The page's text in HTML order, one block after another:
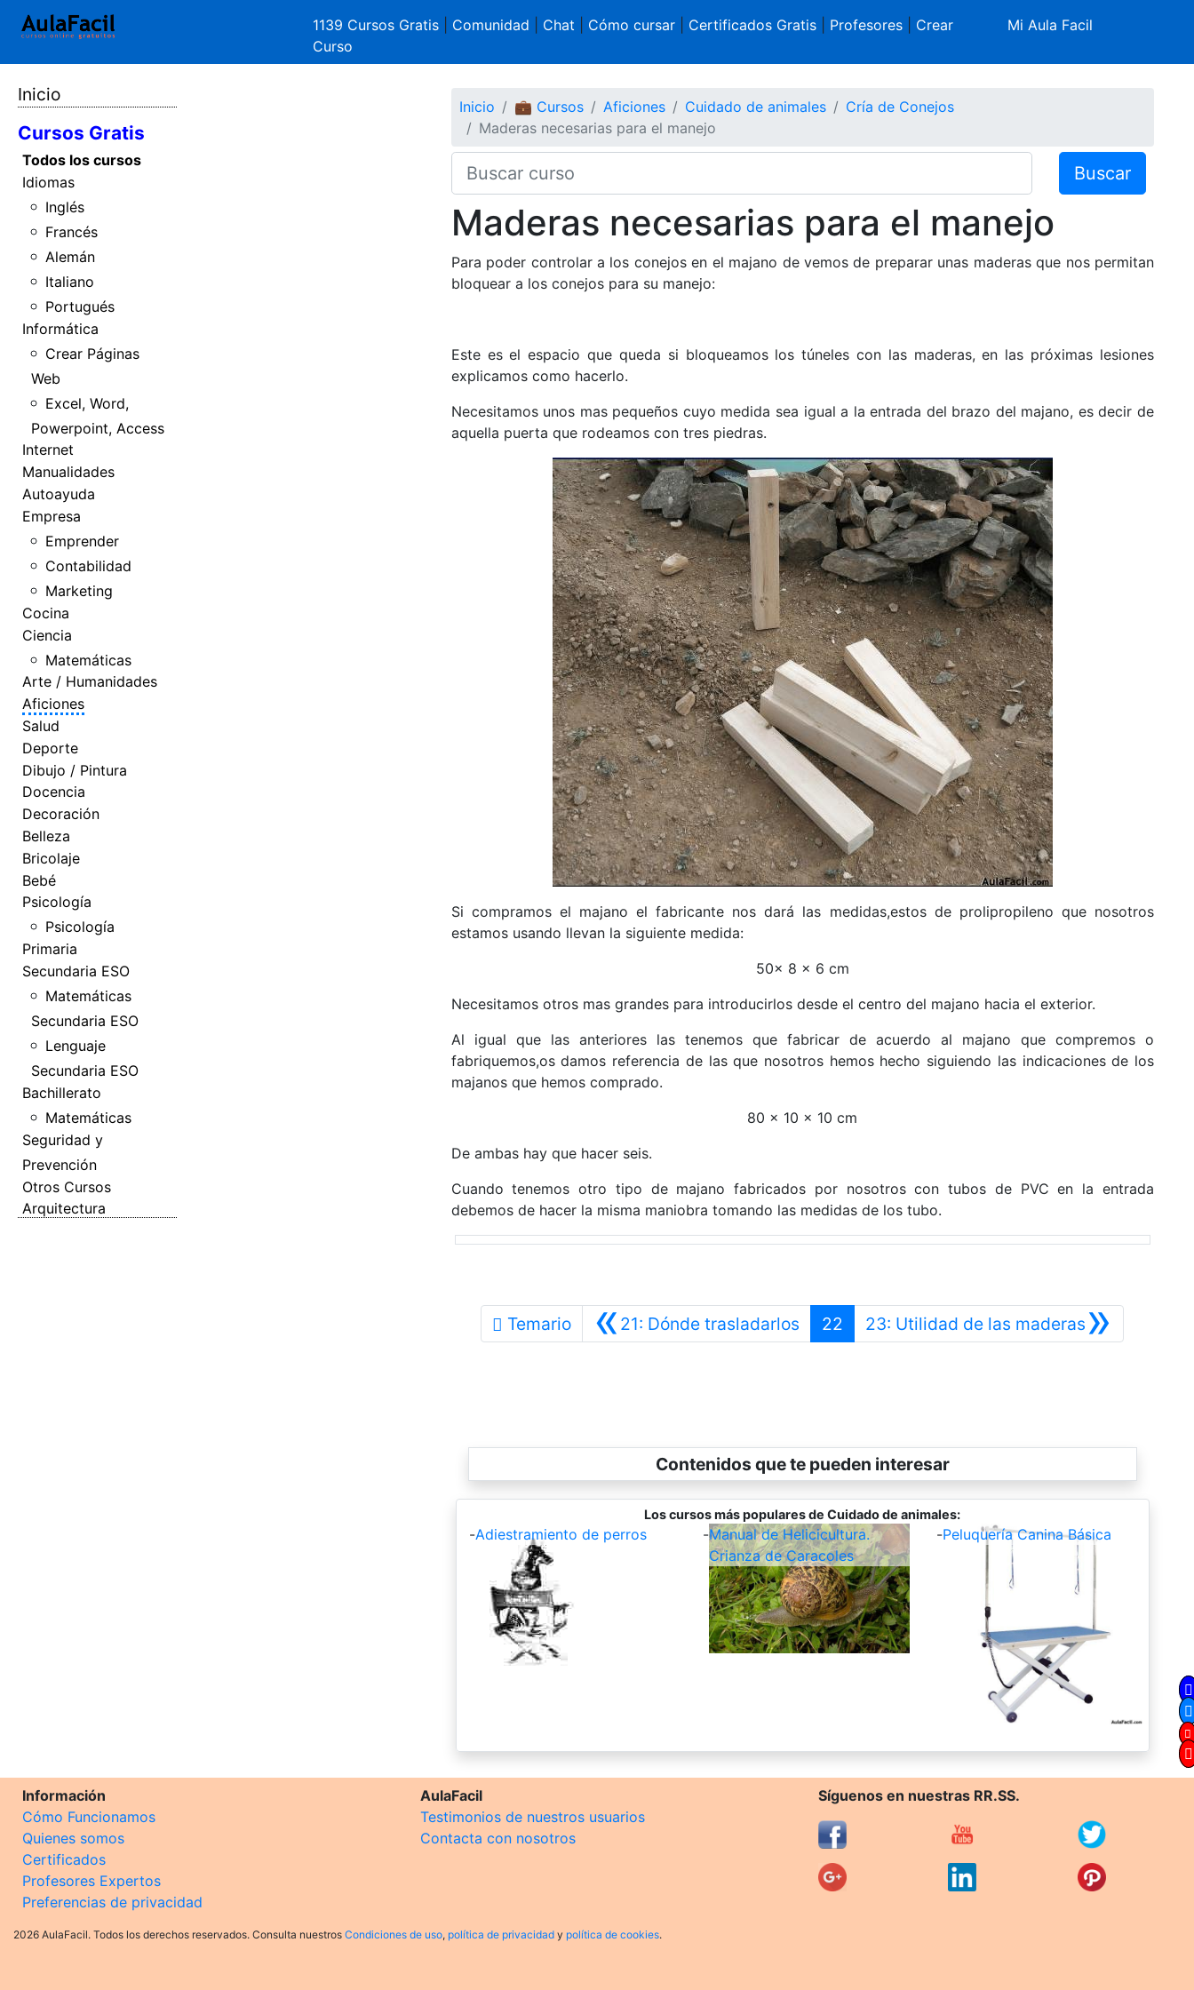
1139 Cursos Gratis Comunidad Chat Cómo cursar| Certificados Gratis| Profesores| Crear
Curso
Mi Aula Facil
Inicio
Cursos Gratis
Todos los cursos
Idiomas
Inglés
Francés
Alemán
Italiano
Portugués
Informática
Crear Páginas
Web
Excel, Word,
Powerpoint, Access
Internet
Manualidades
Autoayuda
Empresa
Emprender
Contabilidad
Marketing
Cocina
Ciencia
Matemáticas
Arte / Humanidades
Aficiones
Salud
Deporte
Dibujo / Pintura
Docencia
Decoración
Belleza
Bricolaje
Bebé
Psicología
Psicología
Primaria
Secundaria ESO
Matemáticas
Secundaria ESO
Lenguaje
Secundaria ESO
Bachillerato
Matemáticas
Seguridad y
Prevención
Otros Cursos
Arquitectura
Inicio 💼 Cursos Aficiones Cuidado de animales
Cría de Conejos
Maderas necesarias para el manejo
Buscar
Maderas necesarias para el manejo
Para poder controlar a los conejos en el majano de vemos de preparar unas maderas que nos permitan
bloquear a los conejos para su manejo:
Este es el espacio que queda si bloqueamos los túneles con las maderas, en las próximas lesiones
explicamos como hacerlo.
Necesitamos unos mas pequeños cuyo medida sea igual a la entrada del brazo del majano, es decir de
aquella puerta que rodeamos con tres piedras.
Si compramos el majano el fabricante nos dará las medidas,estos de prolipropileno que nosotros
estamos usando llevan la siguiente medida:
50x 8 x 6 cm
Necesitamos otros mas grandes para introducirlos desde el centro del majano hacia el exterior.
Al igual que las anteriores las tenemos que fabricar de acuerdo al majano que compremos o
fabriquemos,os damos referencia de las que nosotros hemos hecho siguiendo las indicaciones de los
majanos que hemos comprado.
80 x 10 x 10 cm
De ambas hay que hacer seis.
Cuando tenemos otro tipo de majano fabricados por nosotros con tubos de PVC en la entrada
debemos de hacer la misma maniobra tomando las medidas de los tubo.
Temario «21: Dónde trasladarlos Anterior
22 »
23: Utilidad de las maderas Siguiente
Contenidos que te pueden interesar
Los cursos más populares de Cuidado de animales:
-Adiestramiento de perros -Manual de Helicicultura.
Crianza de Caracoles
-Peluquería Canina Básica
Información
Cómo Funcionamos
Quienes somos
Certificados
Profesores Expertos
Preferencias de privacidad
AulaFacil
Testimonios de nuestros usuarios
Contacta con nosotros
Síguenos en nuestras RR.SS.
2026 AulaFacil. Todos los derechos reservados. Consulta nuestros Condiciones de uso, política de privacidad y política de cookies.